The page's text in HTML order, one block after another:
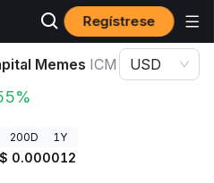
Regístrese
de Internet Capital Memes ICM
Memes ICM USD
200D 1Y
$ 0.000012